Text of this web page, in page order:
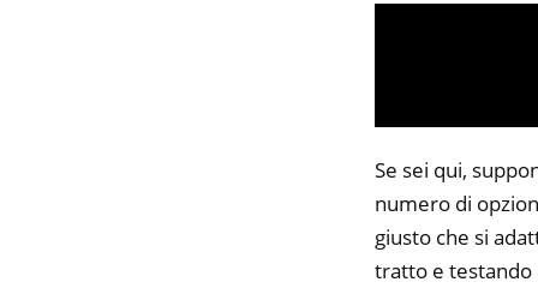
Se sei qui,
numero di
giusto che si
tratto e testando